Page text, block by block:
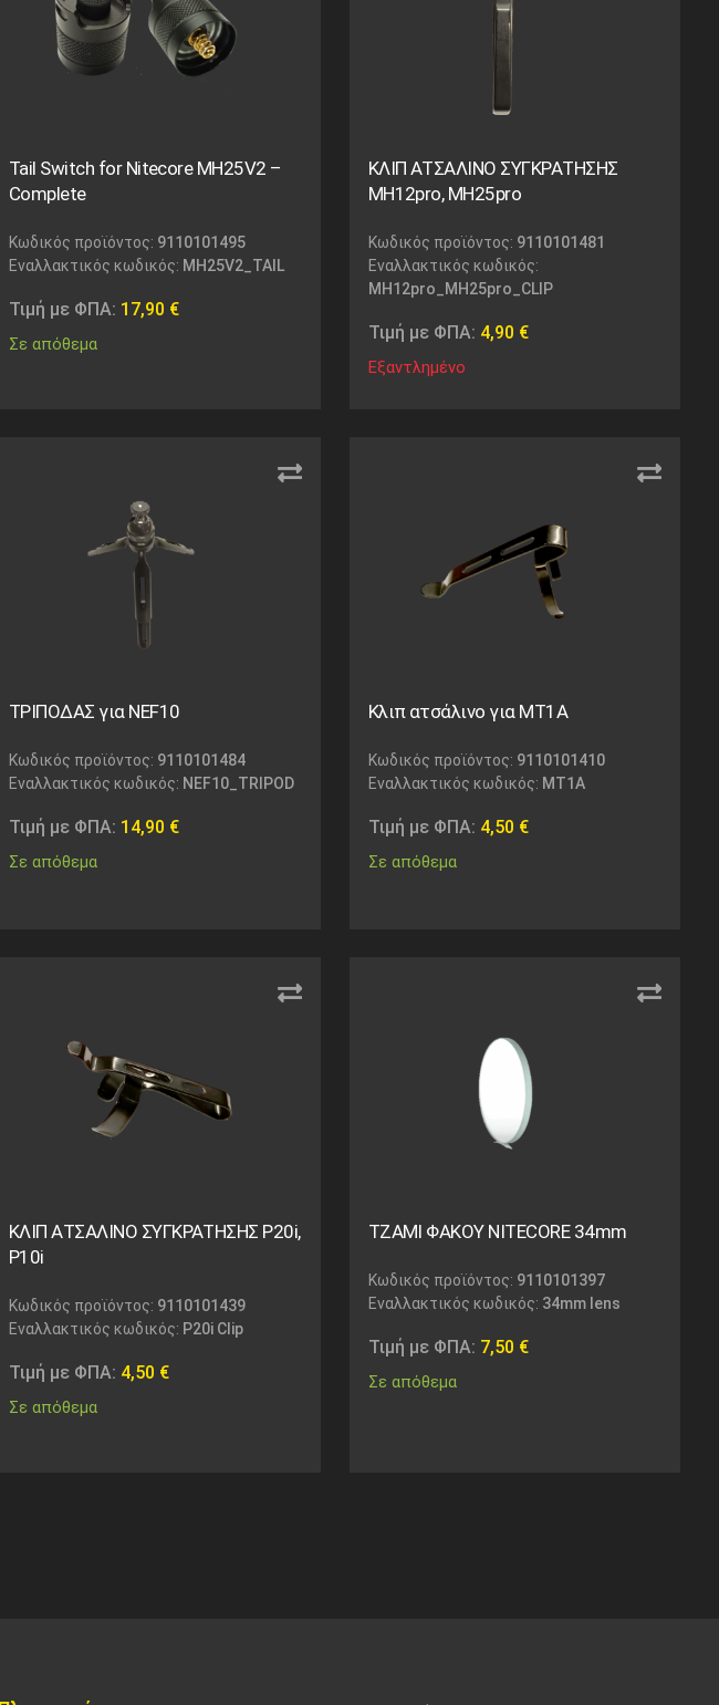
Tail Switch for Nitecore MH25V2 –
Complete
Κωδικός προϊόντος: 9110101495
Εναλλακτικός κωδικός: MH25V2_TAIL
Τιμή με ΦΠΑ: 17,90 €
Σε απόθεμα
ΚΛΙΠ ΑΤΣΑΛΙΝΟ ΣΥΓΚΡΑΤΗΣΗΣ
MH12pro, MH25pro
Κωδικός προϊόντος: 9110101481
Εναλλακτικός κωδικός:
MH12pro_MH25pro_CLIP
Τιμή με ΦΠΑ: 4,90 €
Εξαντλημένο
ΤΡΙΠΟΔΑΣ για NEF10
Κωδικός προϊόντος: 9110101484
Εναλλακτικός κωδικός: NEF10_TRIPOD
Τιμή με ΦΠΑ: 14,90 €
Σε απόθεμα
Κλιπ ατσάλινο για MT1A
Κωδικός προϊόντος: 9110101410
Εναλλακτικός κωδικός: MT1A
Τιμή με ΦΠΑ: 4,50 €
Σε απόθεμα
ΚΛΙΠ ΑΤΣΑΛΙΝΟ ΣΥΓΚΡΑΤΗΣΗΣ P20i,
P10i
Κωδικός προϊόντος: 9110101439
Εναλλακτικός κωδικός: P20i Clip
Τιμή με ΦΠΑ: 4,50 €
Σε απόθεμα
ΤΖΑΜΙ ΦΑΚΟΥ NITECORE 34mm
Κωδικός προϊόντος: 9110101397
Εναλλακτικός κωδικός: 34mm lens
Τιμή με ΦΠΑ: 7,50 €
Σε απόθεμα